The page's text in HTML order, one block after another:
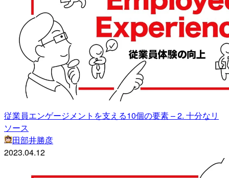
従業員エンゲージメントを支える10個の要素 – 2. 十分なリ
ソース
田部井勝彦
2023.04.12